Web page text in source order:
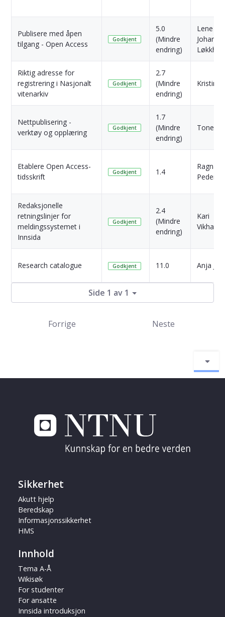
Publisere med åpen
tilgang - Open Access
Godkjent
5.0
(Mindre
endring)
Lene
Riktig adresse for
registrering i Nasjonalt
vitenarkiv
Godkjent
2.7
(Mindre
endring)
Kristina
Nettpublisering -
verktøy og opplæring
Godkjent
1.7
(Mindre
endring)
Tone
Etablere Open Access-
tidsskrift
Godkjent 1.4
Ragnar
Redaksjonelle
retningslinjer for
meldingssystemet i
Innsida
Godkjent
2.4
(Mindre
endring)
Kari
Research catalogue Godkjent 11.0 Anja
Side 1 av 1
Forrige Neste
Sikkerhet
Akutt hjelp
Beredskap
Informasjonssikkerhet
HMS
Innhold
Tema A-Å
Wikisøk
For studenter
For ansatte
Innsida introduksjon